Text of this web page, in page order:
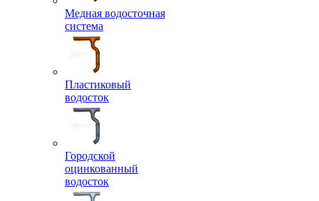
Медная водосточная
система
Пластиковый
водосток
Городской
оцинкованный
водосток